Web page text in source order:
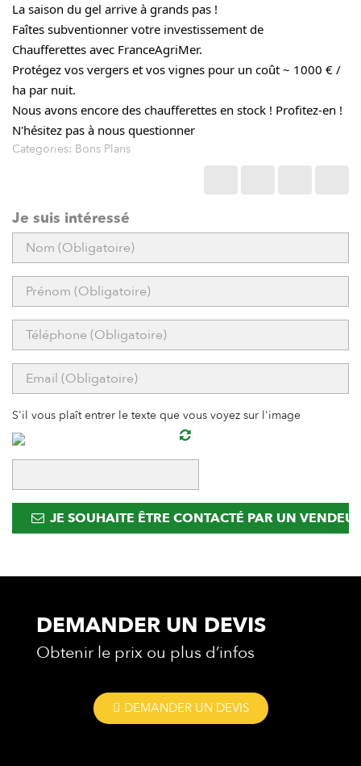
La saison du gel arrive à grands pas !
Faîtes subventionner votre investissement de
Chaufferettes avec FranceAgriMer.
Protégez vos vergers et vos vignes pour un coût ~ 1000 € /
ha par nuit.
Nous avons encore des chaufferettes en stock ! Profitez-en !
N'hésitez pas à nous questionner
Categories: Bons Plans
Je suis intéressé
S'il vous plaît entrer le texte que vous voyez sur l'image
JE SOUHAITE ÊTRE CONTACTÉ PAR UN
DEMANDER UN DEVIS
Obtenir le prix ou plus d’infos
DEMANDER UN DEVIS